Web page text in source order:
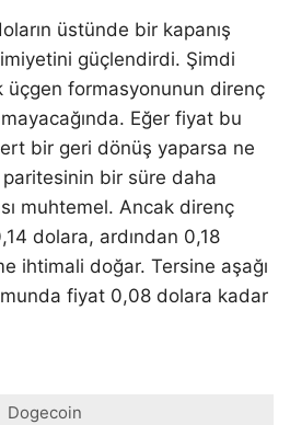
üstünde bir kapanış
güçlendirdi. Şimdi
üçgen formasyonunun direnç
Eğer fiyat bu
bir geri dönüş yaparsa ne
paritesinin bir süre daha
muhtemel. Ancak direnç
dolara, ardından 0,18
ihtimali doğar. Tersine aşağı
fiyat 0,08 dolara kadar
Dogecoin